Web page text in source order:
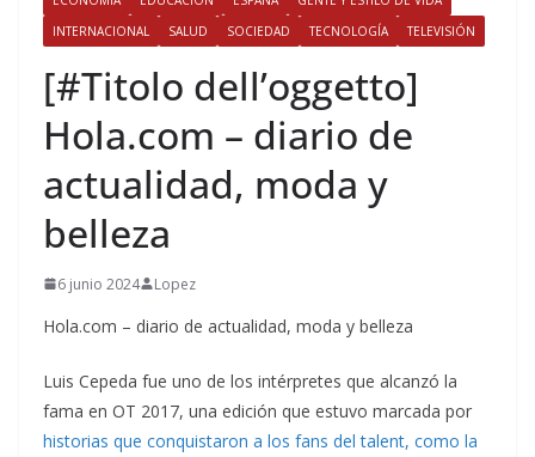
INTERNACIONAL
SALUD SOCIEDAD TECNOLOGÍA TELEVISIÓN
[#Titolo dell’oggetto]​
Hola.com – diario de
actualidad, moda y
belleza
6 junio 2024 Lopez
Hola.com – diario de actualidad, moda y belleza
Luis Cepeda fue uno de los intérpretes que alcanzó la
fama en OT 2017, una edición que estuvo marcada por
historias que conquistaron a los fans del talent, como la